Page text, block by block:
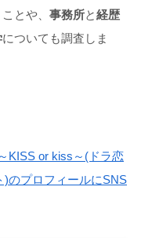
とや、 事務所と経歴
についても調査しま
KISS or kiss～(ドラ恋
のプロフィールにSNS